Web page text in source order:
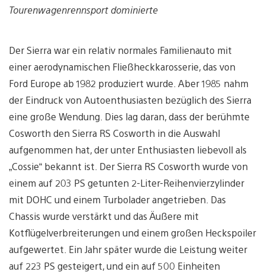
Tourenwagenrennsport dominierte
Der Sierra war ein relativ normales Familienauto mit
einer aerodynamischen Fließheckkarosserie, das von
Ford Europe ab 1982 produziert wurde. Aber 1985 nahm
der Eindruck von Autoenthusiasten bezüglich des Sierra
eine große Wendung. Dies lag daran, dass der berühmte
Cosworth den Sierra RS Cosworth in die Auswahl
aufgenommen hat, der unter Enthusiasten liebevoll als
„Cossie“ bekannt ist. Der Sierra RS Cosworth wurde von
einem auf 203 PS getunten 2-Liter-Reihenvierzylinder
mit DOHC und einem Turbolader angetrieben. Das
Chassis wurde verstärkt und das Äußere mit
Kotflügelverbreiterungen und einem großen Heckspoiler
aufgewertet. Ein Jahr später wurde die Leistung weiter
auf 223 PS gesteigert, und ein auf 500 Einheiten